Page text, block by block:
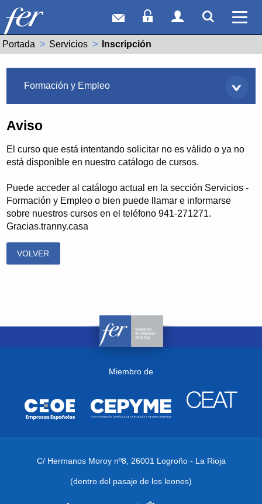
Correo webAcceso Socios
Acceso
Portada Servicios Actual:
Inscripción
Formación y Empleo
Aviso
El curso que está intentando solicitar no es válido o ya no
está disponible en nuestro catálogo de cursos.
Puede acceder al catálogo actual en la sección Servicios -
Formación y Empleo o bien puede llamar e informarse
sobre nuestros cursos en el teléfono 941-271271.
Gracias.tranny.casa
VOLVER
Miembro de
C/ Hermanos Moroy nº8, 26001 Logroño - La Rioja
(dentro del pasaje de los leones)